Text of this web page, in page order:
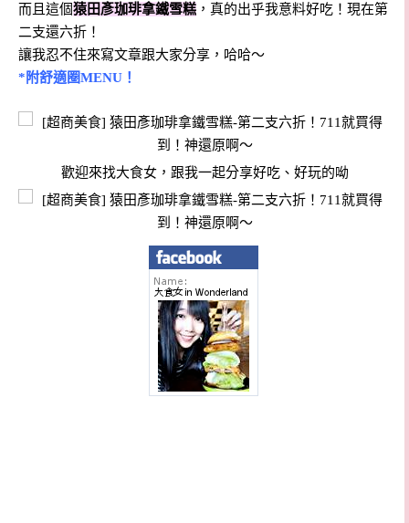
而且這個猿田彥珈琲拿鐵雪糕 ，真的出乎我意料好吃！現在第
二支還六折！
讓我忍不住來寫文章跟大家分享，哈哈～
*附舒適圈MENU！
歡迎來找大食女，跟我一起分享好吃、好玩的呦